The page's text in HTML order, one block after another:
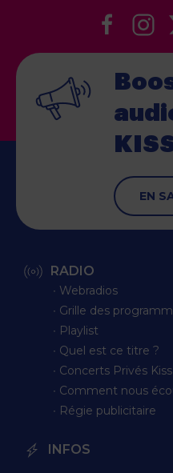
EN
RADIO
∙ Webradios
∙ Grille des
∙ Playlist
∙ Quel est ce titre ?
∙ Concerts Privés Kiss
∙ Comment nous
∙ Régie publicitaire
INFOS